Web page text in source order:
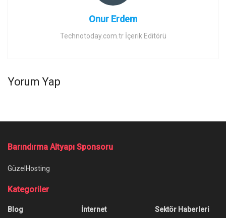
Onur Erdem
Technotoday.com.tr İçerik Editörü
Yorum Yap
Barındırma Altyapı Sponsoru
GüzelHosting
Kategoriler
Blog
İnternet
Sektör Haberleri